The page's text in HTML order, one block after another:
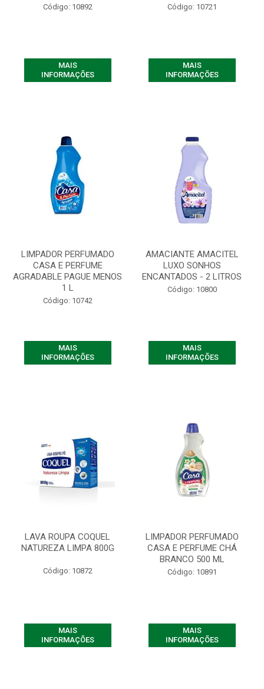
Código: 10892
MAIS
INFORMAÇÕES
Código: 10721
MAIS
INFORMAÇÕES
LIMPADOR PERFUMADO
CASA E PERFUME
AGRADABLE PAGUE MENOS
1 L
Código: 10742
MAIS
INFORMAÇÕES
AMACIANTE AMACITEL
LUXO SONHOS
ENCANTADOS - 2 LITROS
Código: 10800
MAIS
INFORMAÇÕES
LAVA ROUPA COQUEL
NATUREZA LIMPA 800G
Código: 10872
MAIS
INFORMAÇÕES
LIMPADOR PERFUMADO
CASA E PERFUME CHÁ
BRANCO 500 ML
Código: 10891
MAIS
INFORMAÇÕES